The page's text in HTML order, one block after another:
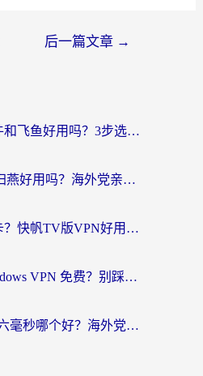
后一篇文章 →
海外党必看：斧牛和飞鱼好用吗？3步选对回国加速器，无缝刷剧玩国服
穿梭和FlashBack归燕好用吗？海外党亲测3款热门回国加速器，教你选对不踩坑
海外看国内剧总卡？快帆TV版VPN好用吗？和快滚VPN对比哪个回国效果更好？
海外党必看：Windows VPN 免费？别踩坑！教你选对好用的国内加速器无缝回国
Malus好用吗？和六毫秒哪个好？海外党选回国加速器的避坑指南